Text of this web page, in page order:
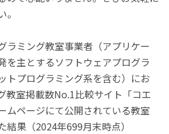
ラミング教室事業者（アプリケー
を主とするソフトウェアプログラ
トプログラミング系を含む）にお
教室掲載数No.1比較サイト「コエ
ムページにて公開されている教室
果（2024年699月末時点）